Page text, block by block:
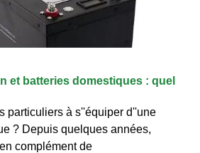
et batteries domestiques : quel
particuliers à s''équiper d''une
? Depuis quelques années,
complément de